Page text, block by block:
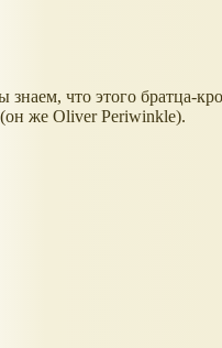
знаем, что этого братца-
(он же Oliver Periwinkle).